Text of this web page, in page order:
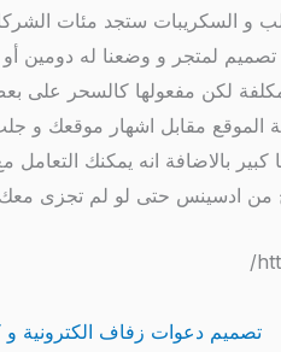
و السكريبات ستجد مئات
لمتجر و وضعنا له دومين
لكن مفعولها كالسحر على
الموقع مقابل اشهار موقعك و
أن ربحها جيد جدا و مكسبها كبير
ادسينس حتى لو لم تجزى معك
تصميم دعوات زفاف الكترونية و